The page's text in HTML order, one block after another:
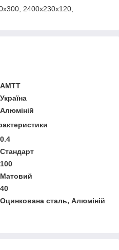
2400х230х120,
АМТТ
Україна
Алюміній
0.4
Стандарт
100
Матовий
40
Оцинкована сталь, Алюміній